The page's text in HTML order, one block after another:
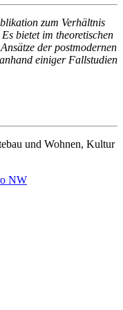
zum Verhältnis
bietet im theoretischen
der postmodernen
einiger Fallstudien
und Wohnen, Kultur
NW